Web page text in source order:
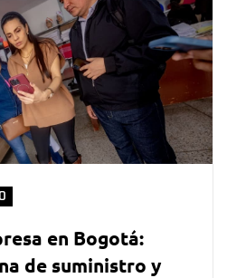
en Bogotá:
de suministro y